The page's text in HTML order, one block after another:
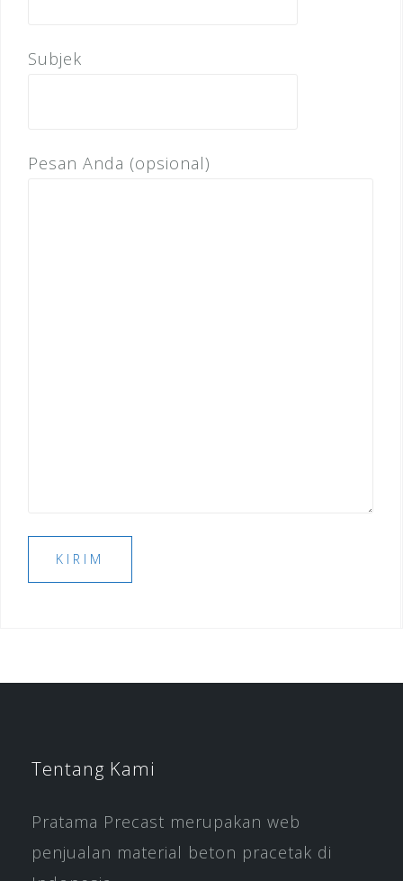
Subjek
Pesan Anda (opsional)
Tentang Kami
Pratama Precast merupakan web
penjualan material beton pracetak di